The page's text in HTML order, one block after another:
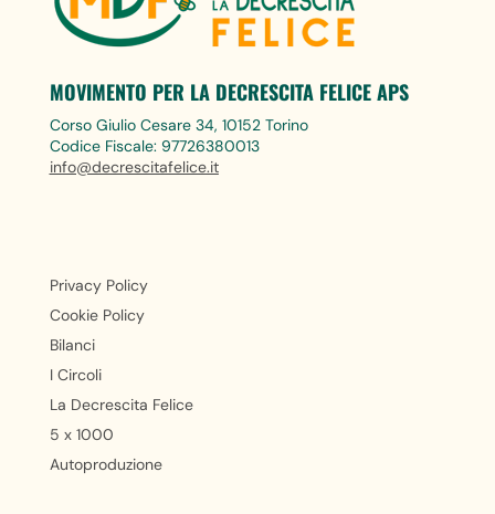
MOVIMENTO PER LA DECRESCITA FELICE APS
Corso Giulio Cesare 34, 10152 Torino
Codice Fiscale: 97726380013
info@decrescitafelice.it
Privacy Policy
Cookie Policy
Bilanci
I Circoli
La Decrescita Felice
5 x 1000
Autoproduzione